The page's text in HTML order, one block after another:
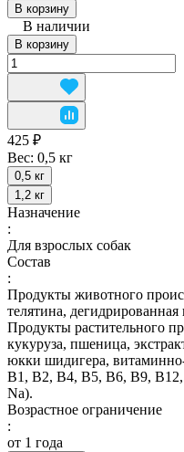
В корзину
В наличии
В корзину
425 ₽
Вес: 0,5 кг
0,5 кг
1,2 кг
Назначение
:
Для взрослых собак
Состав
:
Продукты животного
телятина,
Продукты растительного
кукуруза, пшеница,
юкки шидигера,
В1, В2, В4, В5, В6, В9, В12,
Na).
Возрастное ограничение
:
от 1 года